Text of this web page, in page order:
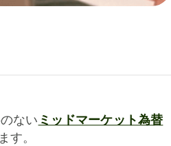
ない ミッドマーケット為替
す。